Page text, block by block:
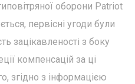
оборони Patriot
первісні угоди були
зацікавленості з боку
компенсацій за ці
згідно з інформацією